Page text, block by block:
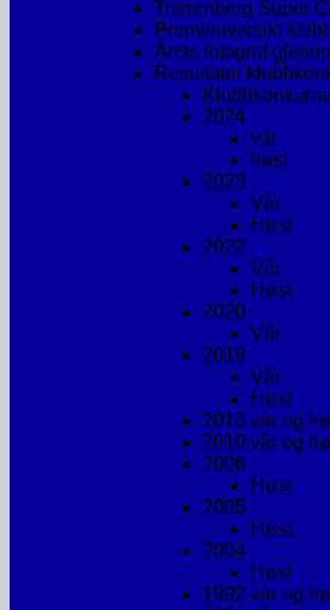
Trierenberg Super
Premieoversikt
Årets fotograf
Resultater
2024
vår
høst
2023
Vår
Høst
2022
Vår
Høst
2020
Vår
2019
Vår
Høst
2013 vår og
2010 vår og
2006
Høst
2005
Høst
2004
Høst
1992 vår og